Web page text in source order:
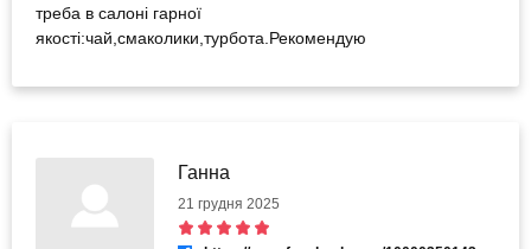
треба в салоні гарної
якості:чай,смаколики,турбота.Рекомендую
Ганна
21 грудня 2025